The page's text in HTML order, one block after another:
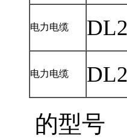
电力电缆
电力电缆
的型号